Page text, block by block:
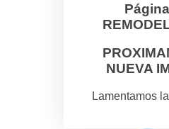
NUEVA
Lamentamos